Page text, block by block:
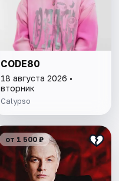
CODE80
18 августа 2026 •
вторник
Calypso
от 1 500 ₽